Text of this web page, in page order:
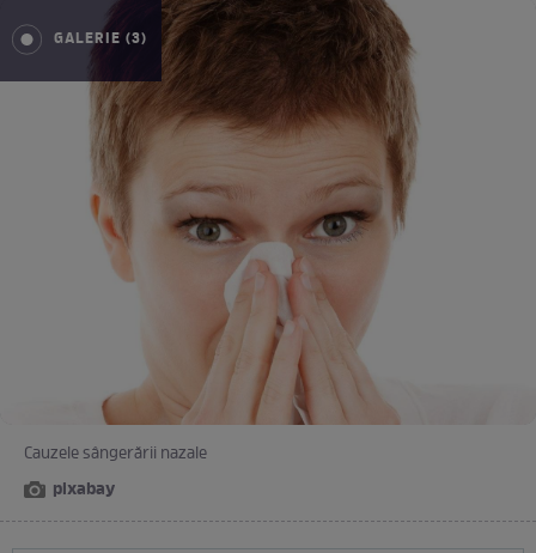
GALERIE (3)
Cauzele sângerării nazale
pixabay